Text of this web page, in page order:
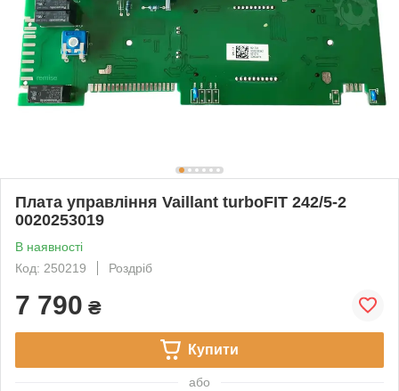
Плата управління Vaillant turboFIT 242/5-2
0020253019
В наявності
Код: 250219
Роздріб
7 790 ₴
Купити
або